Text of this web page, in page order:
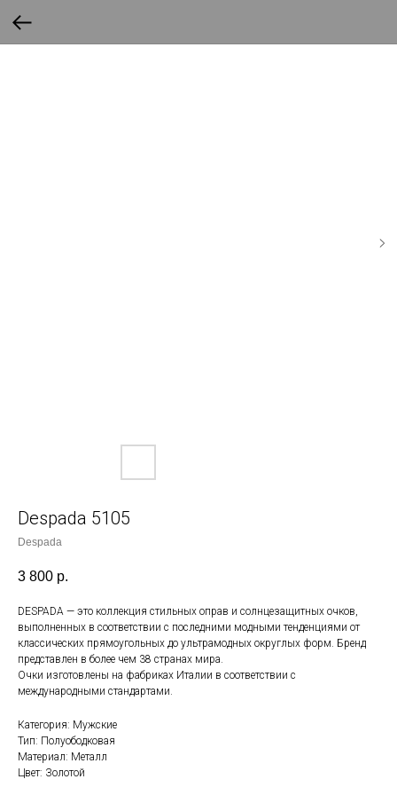
Despada 5105
Despada
3 800 р.
DESPADA — это коллекция стильных оправ и солнцезащитных очков,
выполненных в соответствии с последними модными тенденциями от
классических прямоугольных до ультрамодных округлых форм. Бренд
представлен в более чем 38 странах мира.
Очки изготовлены на фабриках Италии в соответствии с
международными стандартами.
Категория: Мужские
Тип: Полуободковая
Материал: Металл
Цвет: Золотой